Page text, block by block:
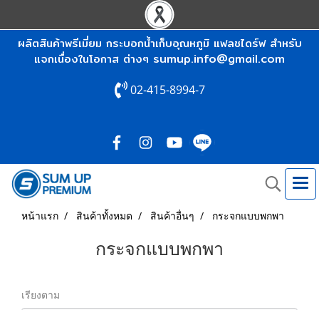
ผลิตสินค้าพรีเมี่ยม กระบอกน้ำเก็บอุณหภูมิ แฟลชไดร์ฟ สำหรับ
แจกเนื่องในโอกาส ต่างๆ sumup.info@gmail.com
02-415-8994-7
หน้าแรก สินค้าทั้งหมด สินค้าอื่นๆ กระจกแบบพกพา
กระจกแบบพกพา
เรียงตาม